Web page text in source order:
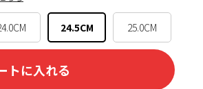
24.5CM 25.0CM
トに入れる